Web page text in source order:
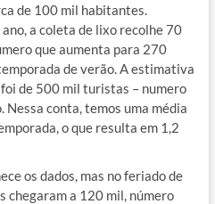
de 100 mil habitantes.
a coleta de lixo recolhe 70
que aumenta para 270
de verão. A estimativa
de 500 mil turistas – numero
Nessa conta, temos uma média
o que resulta em 1,2
os dados, mas no feriado de
chegaram a 120 mil, número